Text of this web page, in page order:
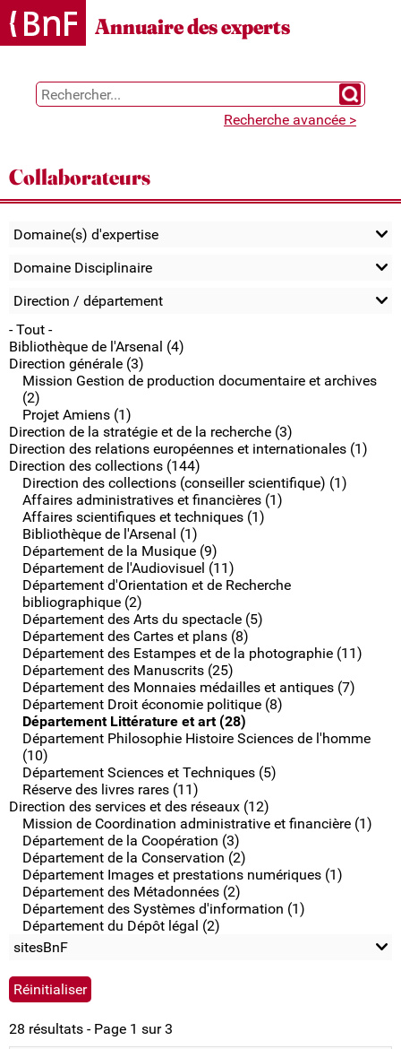
Gestion des cookies
Annuaire des experts
Chercher
Recherche avancée >
Collaborateurs
Domaine(s) d'expertise
Domaine Disciplinaire
Direction / département
- Tout -
Bibliothèque de l'Arsenal (4)
Direction générale (3)
Mission Gestion de production documentaire et archives
(2)
Projet Amiens (1)
Direction de la stratégie et de la recherche (3)
Direction des relations européennes et internationales (1)
Direction des collections (144)
Direction des collections (conseiller scientifique) (1)
Affaires administratives et financières (1)
Affaires scientifiques et techniques (1)
Bibliothèque de l'Arsenal (1)
Département de la Musique (9)
Département de l'Audiovisuel (11)
Département d'Orientation et de Recherche
bibliographique (2)
Département des Arts du spectacle (5)
Département des Cartes et plans (8)
Département des Estampes et de la photographie (11)
Département des Manuscrits (25)
Département des Monnaies médailles et antiques (7)
Département Droit économie politique (8)
Département Littérature et art (28)
Département Philosophie Histoire Sciences de l'homme
(10)
Département Sciences et Techniques (5)
Réserve des livres rares (11)
Direction des services et des réseaux (12)
Mission de Coordination administrative et financière (1)
Département de la Coopération (3)
Département de la Conservation (2)
Département Images et prestations numériques (1)
Département des Métadonnées (2)
Département des Systèmes d'information (1)
Département du Dépôt légal (2)
sitesBnF
28 résultats - Page 1 sur 3